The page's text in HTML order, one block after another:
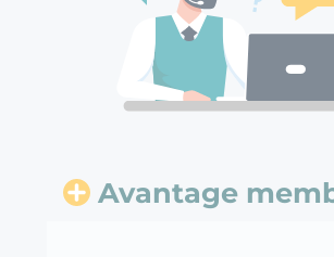
Avantage